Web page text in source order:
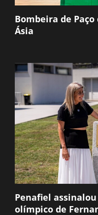
Bombeira de Paço
Ásia
Penafiel
olímpico de